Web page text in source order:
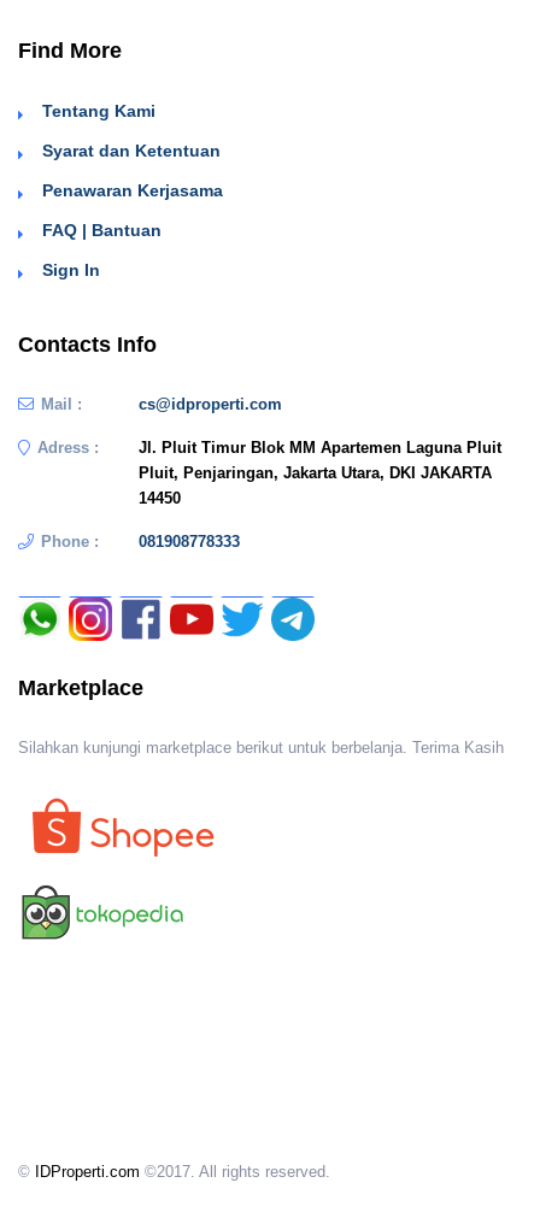
Find More
Tentang Kami
Syarat dan Ketentuan
Penawaran Kerjasama
FAQ | Bantuan
Sign In
Contacts Info
Mail : cs@idproperti.com
Adress :
Jl. Pluit Timur Blok MM Apartemen Laguna Pluit
Pluit, Penjaringan, Jakarta Utara, DKI JAKARTA
14450
Phone : 081908778333
Marketplace
Silahkan kunjungi marketplace berikut untuk berbelanja. Terima Kasih
© IDProperti.com ©2017. All rights reserved.